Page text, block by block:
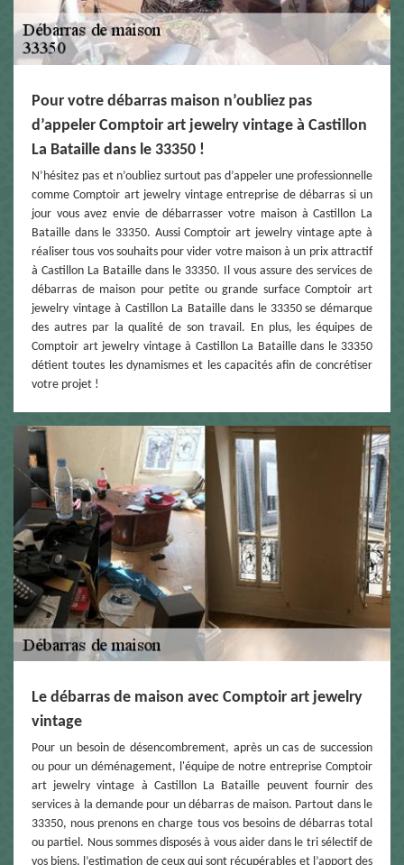
Pour votre débarras maison n’oubliez pas
d’appeler Comptoir art jewelry vintage à Castillon
La Bataille dans le 33350 !
N’hésitez pas et n’oubliez surtout pas d’appeler une professionnelle
comme Comptoir art jewelry vintage entreprise de débarras si un
jour vous avez envie de débarrasser votre maison à Castillon La
Bataille dans le 33350. Aussi Comptoir art jewelry vintage apte à
réaliser tous vos souhaits pour vider votre maison à un prix attractif
à Castillon La Bataille dans le 33350. Il vous assure des services de
débarras de maison pour petite ou grande surface Comptoir art
jewelry vintage à Castillon La Bataille dans le 33350 se démarque
des autres par la qualité de son travail. En plus, les équipes de
Comptoir art jewelry vintage à Castillon La Bataille dans le 33350
détient toutes les dynamismes et les capacités afin de concrétiser
votre projet !
Le débarras de maison avec Comptoir art jewelry
vintage
Pour un besoin de désencombrement, après un cas de succession
ou pour un déménagement, l'équipe de notre entreprise Comptoir
art jewelry vintage à Castillon La Bataille peuvent fournir des
services à la demande pour un débarras de maison. Partout dans le
33350, nous prenons en charge tous vos besoins de débarras total
ou partiel. Nous sommes disposés à vous aider dans le tri sélectif de
vos biens, l’estimation de ceux qui sont récupérables et l’apport des